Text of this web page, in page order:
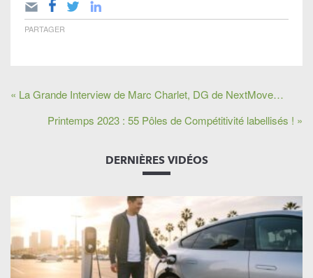
PARTAGER
« La Grande Interview de Marc Charlet, DG de NextMove…
Printemps 2023 : 55 Pôles de Compétitivité labellisés ! »
DERNIÈRES VIDÉOS